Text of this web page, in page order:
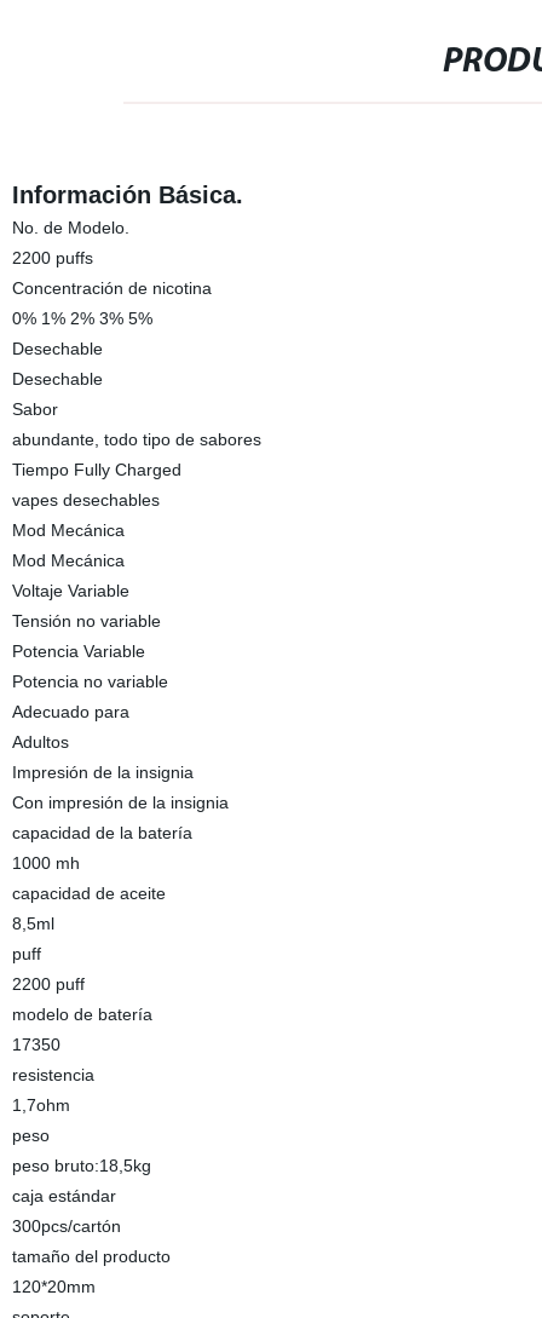
Información Básica.
No. de Modelo.
2200 puffs
Concentración de nicotina
0% 1% 2% 3% 5%
Desechable
Desechable
Sabor
abundante, todo tipo de sabores
Tiempo Fully Charged
vapes desechables
Mod Mecánica
Mod Mecánica
Voltaje Variable
Tensión no variable
Potencia Variable
Potencia no variable
Adecuado para
Adultos
Impresión de la insignia
Con impresión de la insignia
capacidad de la batería
1000 mh
capacidad de aceite
8,5ml
puff
2200 puff
modelo de batería
17350
resistencia
1,7ohm
peso
peso bruto:18,5kg
caja estándar
300pcs/cartón
tamaño del producto
120*20mm